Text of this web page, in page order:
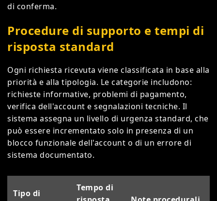
di conferma.
Procedure di supporto e tempi di
risposta standard
Ogni richiesta ricevuta viene classificata in base alla
priorità e alla tipologia. Le categorie includono:
richieste informative, problemi di pagamento,
verifica dell'account e segnalazioni tecniche. Il
sistema assegna un livello di urgenza standard, che
può essere incrementato solo in presenza di un
blocco funzionale dell'account o di un errore di
sistema documentato.
Tipo di
Tempo di